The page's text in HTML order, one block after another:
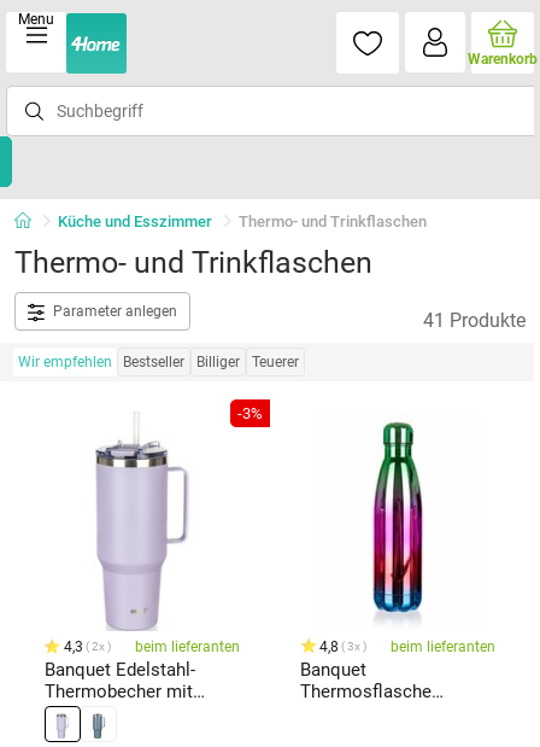
Menu
Warenkorb
Küche und Esszimmer Thermo- und Trinkflaschen
Thermo- und Trinkflaschen
Parameter anlegen 41 Produkte
Wir empfehlen Bestseller Billiger Teuerer
-3%
4,3 2x beim lieferanten
Banquet Edelstahl-
Thermobecher mit
Henkel Twain 1200 ml,
lila
4,8 3x beim lieferanten
Banquet
Thermosflasche